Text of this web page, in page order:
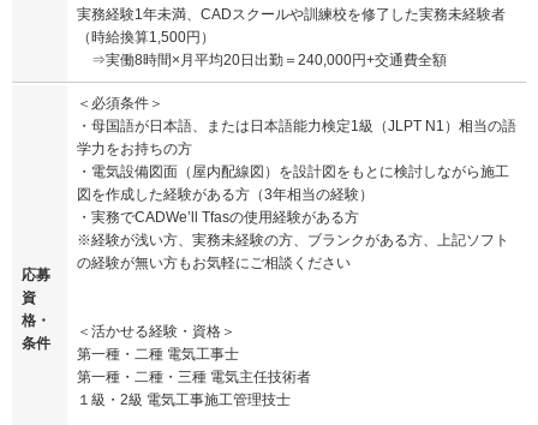
実務経験1年未満、CADスクールや訓練校を修了した実務未経験者
（時給換算1,500円）
⇒実働8時間×月平均20日出勤＝240,000円+交通費全額
応募
資
格・
条件
＜必須条件＞
・母国語が日本語、または日本語能力検定1級（JLPT N1）相当の語
学力をお持ちの方
・電気設備図面（屋内配線図）を設計図をもとに検討しながら施工
図を作成した経験がある方（3年相当の経験）
・実務でCADWe’ll Tfasの使用経験がある方
※経験が浅い方、実務未経験の方、ブランクがある方、上記ソフト
の経験が無い方もお気軽にご相談ください
＜活かせる経験・資格＞
第一種・二種 電気工事士
第一種・二種・三種 電気主任技術者
１級・2級 電気工事施工管理技士